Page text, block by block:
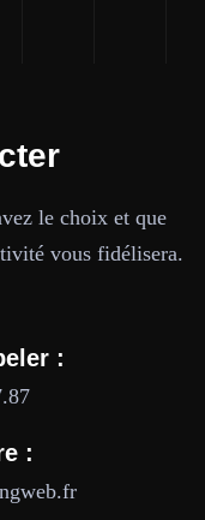
le choix et que
vous fidélisera.
:
: